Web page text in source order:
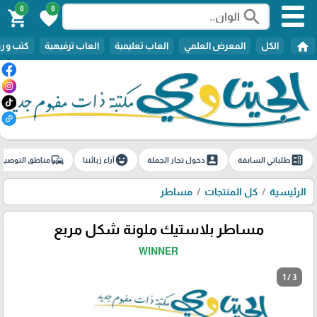
search
0
favorite
0
shopping_cart
home الكل المعرض العلمي العاب تعليمية العاب ترفيهية كتب و
ballotطلباتي السابقة account_boxدخول تجار الجملة emoji_emotionsآراء زبائننا commuteمناطق
الرئيسية كل المنتجات مساطر
مساطر بلاستيك ملونة شكل مربع
WINNER
1 / 3